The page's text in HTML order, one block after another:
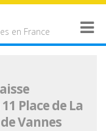
en France
Place de La
Vannes